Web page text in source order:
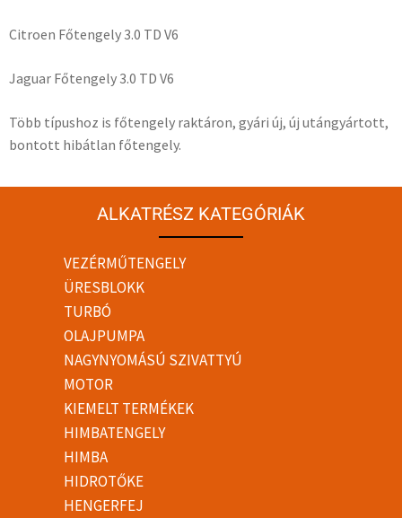
Citroen Főtengely 3.0 TD V6
Jaguar Főtengely 3.0 TD V6
Több típushoz is főtengely raktáron, gyári új, új utángyártott,
bontott hibátlan főtengely.
ALKATRÉSZ KATEGÓRIÁK
VEZÉRMŰTENGELY
ÜRESBLOKK
TURBÓ
OLAJPUMPA
NAGYNYOMÁSÚ SZIVATTYÚ
MOTOR
KIEMELT TERMÉKEK
HIMBATENGELY
HIMBA
HIDROTŐKE
HENGERFEJ